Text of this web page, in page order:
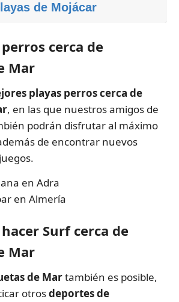
de Mojácar
cerca de
Mar
playas perros cerca de
, en las que nuestros amigos de
podrán disfrutar al máximo
de encontrar nuevos
en Adra
en Almería
Surf cerca de
Mar
de Martambién es posible,
otrosdeportes de